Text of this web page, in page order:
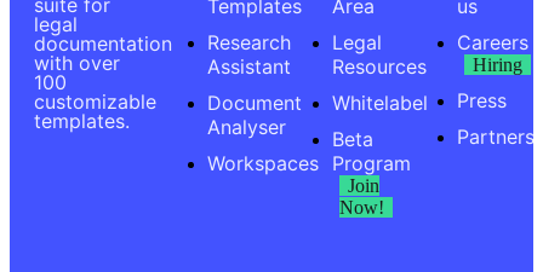
suite for
legal
documentation
with over
100
customizable
templates.
Templates
Research
Assistant
Document
Analyser
Workspaces
Area
Legal
Resources
Whitelabel
Beta
Program
Join
Now!
us
Careers
Hiring
Press
Partners